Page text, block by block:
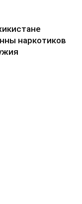
наркотиков